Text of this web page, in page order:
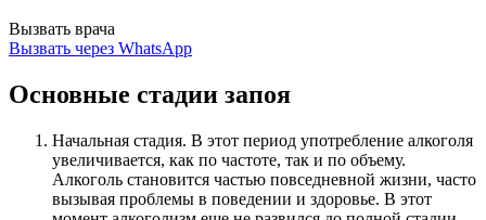
Вызвать врача
Вызвать через WhatsApp
Основные стадии запоя
Начальная стадия. В этот период употребление алкоголя
увеличивается, как по частоте, так и по объему.
Алкоголь становится частью повседневной жизни, часто
вызывая проблемы в поведении и здоровье. В этот